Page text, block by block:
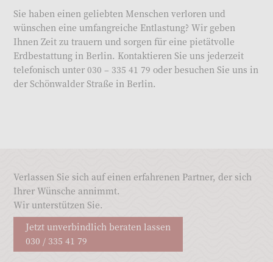
Sie haben einen geliebten Menschen verloren und
wünschen eine umfangreiche Entlastung? Wir geben
Ihnen Zeit zu trauern und sorgen für eine pietätvolle
Erdbestattung in Berlin. Kontaktieren Sie uns jederzeit
telefonisch unter 030 – 335 41 79 oder besuchen Sie uns in
der Schönwalder Straße in Berlin.
Verlassen Sie sich auf einen erfahrenen Partner, der sich
Ihrer Wünsche annimmt.
Wir unterstützen Sie.
Jetzt unverbindlich beraten lassen
030 / 335 41 79